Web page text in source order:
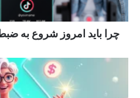
چرا باید امروز شروع به